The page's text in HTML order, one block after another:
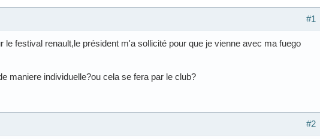
#1
le festival renault,le président m'a sollicité pour que je vienne avec ma fuego
maniere individuelle?ou cela se fera par le club?
#2